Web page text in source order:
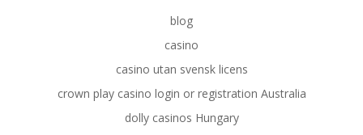
blog
casino
casino utan svensk licens
crown play casino login or registration Australia
dolly casinos Hungary